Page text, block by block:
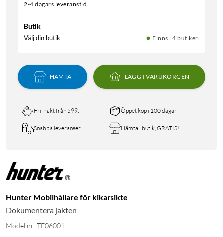
2-4 dagars leveranstid
Butik
Välj din butik Finns i 4 butiker.
HÄMTA LÄGG I VARUKORGEN
Fri frakt från 599:- Öppet köp i 100 dagar
Snabba leveranser Hämta i butik, GRATIS!
Hunter Mobilhållare för kikarsikte
Dokumentera jakten
Modellnr: TF06001